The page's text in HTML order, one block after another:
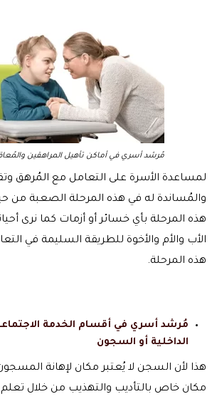
مُرشد أسري في أماكن تأهيل المراهقين
لمساعدة الأسرة على التعامل مع المُرهق
والمُساندة له في هذه المرحلة الصعبة من
هذه المرحلة بأي خسائر أو أزمات كما نرى
الأب والأم والأخوة للطريقة السليمة في
هذه المرحلة.
مُرشد أسري في أقسام الخدمة
الداخلية أو السجون
هذا لأن السجن لا يُعتبر مكان لإهانة
مكان خاص بالتأديب والتهذيب من خلال تعلم